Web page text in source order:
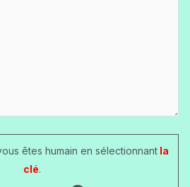
êtes humain en sélectionnantla
clé.